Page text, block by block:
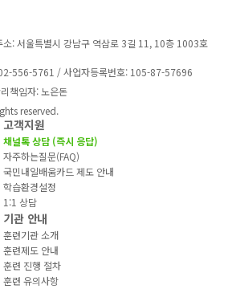
: 서울특별시 강남구 역삼로 3길 11, 10층 1003호
556-5761 / 사업자등록번호: 105-87-57696
책임자: 노은돈
reserved.
고객지원
채널톡 상담 (즉시 응답)
자주하는질문(FAQ)
국민내일배움카드 제도 안내
학습환경설정
1:1 상담
기관 안내
훈련기관 소개
훈련제도 안내
훈련 진행 절차
훈련 유의사항